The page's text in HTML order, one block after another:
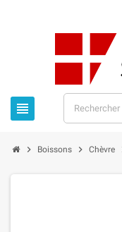

 Boissons  Chèvre